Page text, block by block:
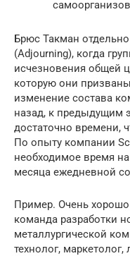
Брюс Такман
(Adjourning), когда
исчезновения общей
которую они
изменение состава
назад, к предыдущим
достаточно времени,
По опыту компании
необходимое время
месяца ежедневной
Пример. Очень
команда разработки
металлургической
технолог,